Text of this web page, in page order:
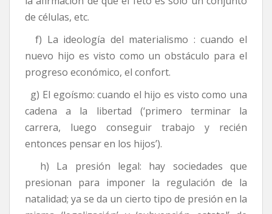
de células, etc.
f) La ideología del materialismo : cuando el
nuevo hijo es visto como un obstáculo para el
progreso económico, el confort.
g) El egoísmo: cuando el hijo es visto como una
cadena a la libertad (‘primero terminar la
carrera, luego conseguir trabajo y recién
entonces pensar en los hijos’).
h) La presión legal: hay sociedades que
presionan para imponer la regulación de la
natalidad; ya se da un cierto tipo de presión en la